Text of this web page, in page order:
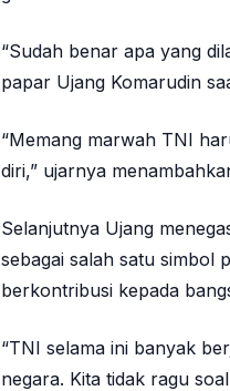
“Sudah benar apa yang
papar Ujang Komarudin
“Memang marwah TNI
diri,” ujarnya
Selanjutnya Ujang
sebagai salah satu simbol
berkontribusi kepada
“TNI selama ini banyak
negara. Kita tidak ragu